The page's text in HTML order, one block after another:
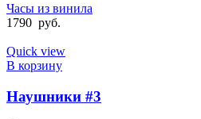
Часы из винила
1790 руб.
Quick view
В корзину
Наушники #3